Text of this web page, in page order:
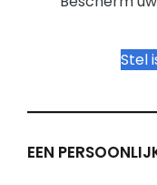
Stel
EEN